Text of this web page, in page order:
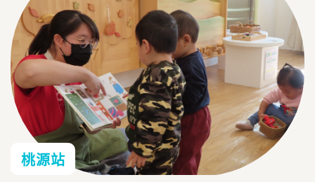
桃源站